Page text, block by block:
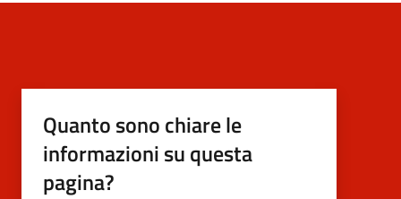
Quanto sono chiare le
informazioni su questa
pagina?